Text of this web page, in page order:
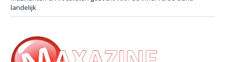
landelijk